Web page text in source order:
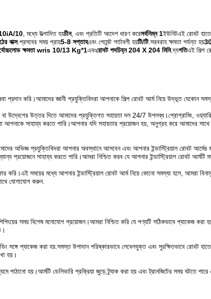
10 , মধ্যে উত্পাদিত হয়চীন, এবং প্রতিটি আদেশ ধারণ করেসর্বনিম্ন 1ইউনিটএই রোবট
বাক্স.প্রসবের সময় প্রায়5-8 সপ্তাহএবং পেমেন্ট শর্তাবলী হয়টি/টি.সরবরাহ ক্ষমতা পর্যন্ত হয়
ক্ষমতা wris 10/13 Kg*1এবংরোবট পদচিহ্ন 204 X 204 মিমি.দ্যগতিএই শিল্প
প্রদান করি।আমাদের জ্ঞানী প্রযুক্তিবিদরা আপনাকে শিল্প রোবট আর্ম নিয়ে উদ্ভূত যেকোন
বা উদ্বেগের উত্তর দিতে আমাদের প্রযুক্তিগত সহায়তা দল 24/7 উপলব্ধ।প্রোগ্রামিং,
আপনাকে সাহায্য করতে পারি।আপনার যদি সহায়তার প্রয়োজন হয়, অনুগ্রহ করে আমাদের
অভিজ্ঞ প্রযুক্তিবিদরা আপনার অবস্থানে আসবেন এবং আপনার ইন্ডাস্ট্রিয়াল রোবট আর্মের
প্রয়োজনে সাহায্য করতে পারি।আমরা নিশ্চিত করব যে আপনার ইন্ডাস্ট্রিয়াল রোবট আর্মটি
করি।এই সময়ের মধ্যে আপনার ইন্ডাস্ট্রিয়াল রোবট আর্ম নিয়ে কোনো সমস্যা হলে, আমরা
যোগাযোগ করুন.
সময় বিশেষ মনোযোগ প্রয়োজন।আমরা নিশ্চিত করি যে পণ্যটি সঠিকভাবে প্যাকেজ করা
সঙ্গে প্যাকেজ করা হয়.সমস্ত উপাদান পরিষ্কারভাবে লেবেলযুক্ত এবং সুরক্ষিতভাবে রোবট
হয়।
পাঠানো হয়।আর্মটি ডেলিভারি প্রক্রিয়া জুড়ে ট্র্যাক করা হয় এবং ট্রানজিটের সময় ঘটতে